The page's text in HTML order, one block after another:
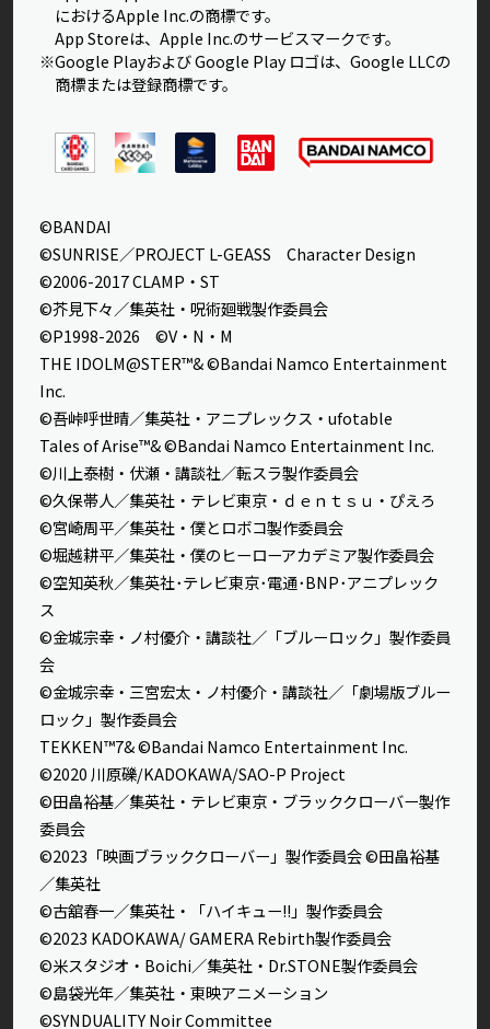
におけるApple Inc.の商標です。
App Storeは、Apple Inc.のサービスマークです。
※Google Playおよび Google Play ロゴは、Google LLCの
商標または登録商標です。
©BANDAI
©SUNRISE／PROJECT L-GEASS Character Design
©2006-2017 CLAMP・ST
©芥見下々／集英社・呪術廻戦製作委員会
©P1998-2026 ©V・N・M
THE IDOLM@STER™& ©Bandai Namco Entertainment
Inc.
©吾峠呼世晴／集英社・アニプレックス・ufotable
Tales of Arise™& ©Bandai Namco Entertainment Inc.
©川上泰樹・伏瀬・講談社／転スラ製作委員会
©久保帯人／集英社・テレビ東京・ｄｅｎｔｓｕ・ぴえろ
©宮崎周平／集英社・僕とロボコ製作委員会
©堀越耕平／集英社・僕のヒーローアカデミア製作委員会
©空知英秋／集英社･テレビ東京･電通･BNP･アニプレック
ス
©金城宗幸・ノ村優介・講談社／「ブルーロック」製作委員
会
©金城宗幸・三宮宏太・ノ村優介・講談社／「劇場版ブルー
ロック」製作委員会
TEKKEN™7& ©Bandai Namco Entertainment Inc.
©2020 川原礫/KADOKAWA/SAO-P Project
©田畠裕基／集英社・テレビ東京・ブラッククローバー製作
委員会
©2023「映画ブラッククローバー」製作委員会 ©田畠裕基
／集英社
©古舘春一／集英社・「ハイキュー!!」製作委員会
©2023 KADOKAWA/ GAMERA Rebirth製作委員会
©米スタジオ・Boichi／集英社・Dr.STONE製作委員会
©島袋光年／集英社・東映アニメーション
©SYNDUALITY Noir Committee